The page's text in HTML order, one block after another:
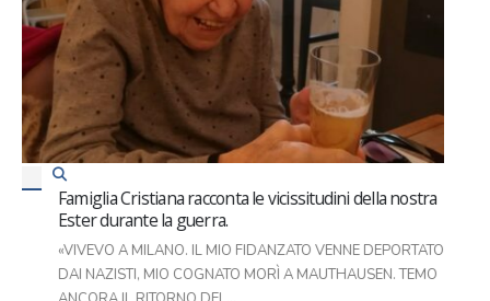
Programma Attività RSA AGOSTO 2024
read more